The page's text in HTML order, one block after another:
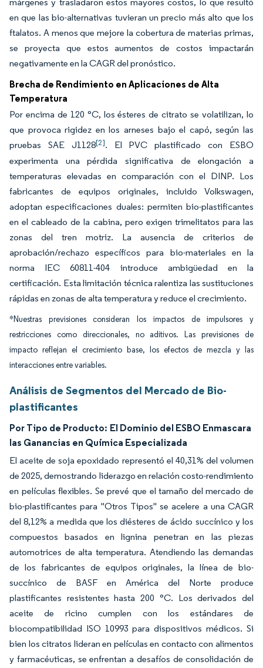
en que las bio-alternativas tuvieran un precio más alto que los
ftalatos. A menos que mejore la cobertura de materias primas,
se proyecta que estos aumentos de costos impactarán
negativamente en la CAGR del pronóstico.
Brecha de Rendimiento en Aplicaciones de Alta
Temperatura
Por encima de 120 °C, los ésteres de citrato se volatilizan, lo
que provoca rigidez en los arneses bajo el capó, según las
pruebas SAE J1128[2]. El PVC plastificado con ESBO
experimenta una pérdida significativa de elongación a
temperaturas elevadas en comparación con el DINP. Los
fabricantes de equipos originales, incluido Volkswagen,
adoptan especificaciones duales: permiten bio-plastificantes
en el cableado de la cabina, pero exigen trimelitatos para las
zonas del tren motriz. La ausencia de criterios de
aprobación/rechazo específicos para bio-materiales en la
norma IEC 60811-404 introduce ambigüedad en la
certificación. Esta limitación técnica ralentiza las sustituciones
rápidas en zonas de alta temperatura y reduce el crecimiento.
*Nuestras previsiones consideran los impactos de impulsores y
restricciones como direccionales, no aditivos. Las previsiones de
impacto reflejan el crecimiento base, los efectos de mezcla y las
interacciones entre variables.
Análisis de Segmentos del Mercado de Bio-
plastificantes
Por Tipo de Producto: El Dominio del ESBO Enmascara
las Ganancias en Química Especializada
El aceite de soja epoxidado representó el 40,31% del volumen
de 2025, demostrando liderazgo en relación costo-rendimiento
en películas flexibles. Se prevé que el tamaño del mercado de
bio-plastificantes para "Otros Tipos" se acelere a una CAGR
del 8,12% a medida que los diésteres de ácido succínico y los
compuestos basados en lignina penetran en las piezas
automotrices de alta temperatura. Atendiendo las demandas
de los fabricantes de equipos originales, la línea de bio-
succínico de BASF en América del Norte produce
plastificantes resistentes hasta 200 °C. Los derivados del
aceite de ricino cumplen con los estándares de
biocompatibilidad ISO 10993 para dispositivos médicos. Si
bien los citratos lideran en películas en contacto con alimentos
y farmacéuticas, se enfrentan a desafíos de consolidación de